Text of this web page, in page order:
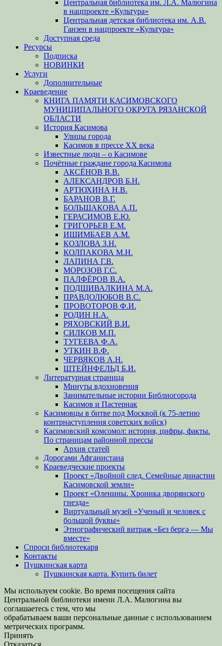
Центральная библиотека им. Л.А. Малюгина
в нацпроекте «Культура»
Центральная детская библиотека им. А.В.
Ганзен в нацпроекте «Культура»
Доступная среда
Ресурсы
Подписка
НОВИНКИ
Услуги
Дополнительные
Краеведение
КНИГА ПАМЯТИ КАСИМОВСКОГО
МУНИЦИПАЛЬНОГО ОКРУГА РЯЗАНСКОЙ
ОБЛАСТИ
История Касимова
Улицы города
Касимов в прессе XX века
Известные люди – о Касимове
Почётные граждане города Касимова
АКСЁНОВ В.В.
АЛЕКСАНДРОВ Б.Н.
АРТЮХИНА Н.В.
БАРАНОВ В.Г.
БОЛЬШАКОВА А.П.
ГЕРАСИМОВ Е.Ю.
ГРИГОРЬЕВ Е.М.
ИШИМБАЕВ А.М.
КОЗЛОВА З.Н.
КОЛПАКОВА М.Н.
ЛАПИНА Г.В.
МОРОЗОВ Г.С.
ПАЛФЁРОВ В.А.
ПОДШИВАЛКИНА М.А.
ПРАВДОЛЮБОВ В.С.
ПРОВОТОРОВ Ф.И.
РОДИН Н.А.
РЯХОВСКИЙ В.И.
СИЛКОВ М.П.
ТУГЕЕВА Ф.А.
УТКИН В.Ф.
ЧЕРВЯКОВ А.Н.
ШТЕЙНФЕЛЬД Б.И.
Литературная страница
Минуты вдохновения
Занимательные истории Библиогорода
Касимов и Пастернак
Касимовцы в битве под Москвой (к 75-летию
контрнаступления советских войск)
Касимовский комсомол: история, цифры, факты.
По страницам районной прессы
Архив статей
Дорогами Афганистана
Краеведческие проекты
Проект «Двойной след. Семейные династии
Касимовской земли»
Проект «Оленины. Хроника дворянского
гнезда»
Виртуальный музей «Ученый и человек с
большой буквы»
Этнографический витраж «Без бергə — Мы
вместе»
Спроси библиотекаря
Контакты
Пушкинская карта
Пушкинская карта. Купить билет
Мы используем cookie. Во время посещения сайта
Центральной библиотеки имени Л.А. Малюгина вы
соглашаетесь с тем, что мы
обрабатываем ваши персональные данные с использованием
метрических программ.
Принять